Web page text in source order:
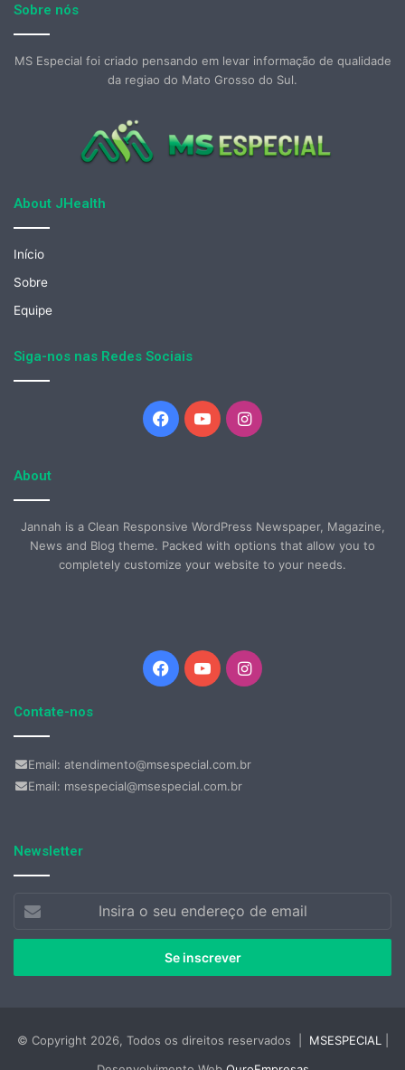
Sobre nós
MS Especial foi criado pensando em levar informação de qualidade
da regiao do Mato Grosso do Sul.
About JHealth
Início
Sobre
Equipe
Siga-nos nas Redes Sociais
Facebook
YouTubeInstagram
About
Jannah is a Clean Responsive WordPress Newspaper, Magazine,
News and Blog theme. Packed with options that allow you to
completely customize your website to your needs.
Facebook
YouTubeInstagram
Contate-nos
Email: atendimento@msespecial.com.br
Email: msespecial@msespecial.com.br
Newsletter
seu
de
© Copyright 2026, Todos os direitos reservados | MSESPECIAL